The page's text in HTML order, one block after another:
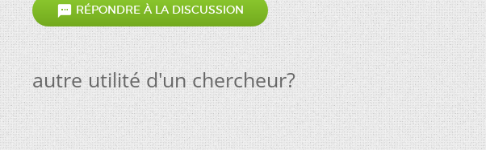
 RÉPONDRE À LA DISCUSSION
autre utilité d'un chercheur?